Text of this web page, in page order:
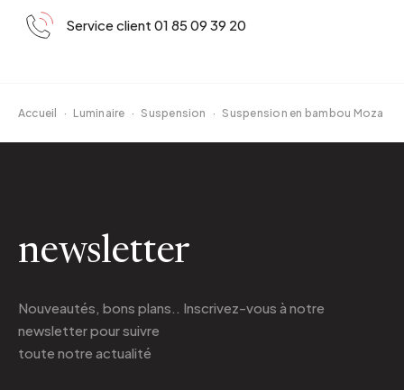
Service client 01 85 09 39 20
Accueil · Luminaire · Suspension · Suspension en bambou Moza
newsletter
Nouveautés, bons plans.. Inscrivez-vous à notre
newsletterpour suivre
toute notre actualité